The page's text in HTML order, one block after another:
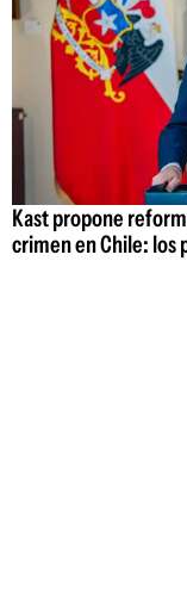
Kast propone
crimen en Chile: los